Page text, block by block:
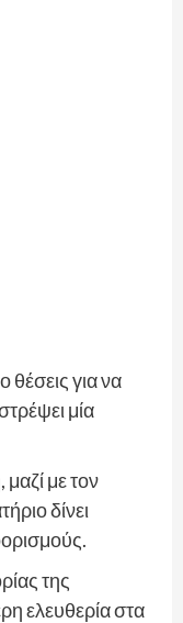
για να
μία
με τον
δίνει
της
ελευθερία στα